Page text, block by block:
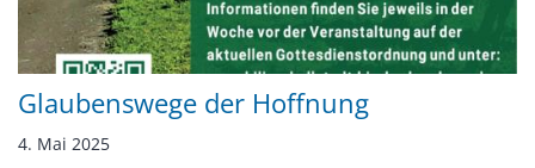
Glaubenswege der Hoffnung
4. Mai 2025